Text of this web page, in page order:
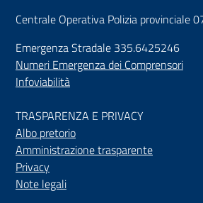
Centrale Operativa Polizia provinciale
Emergenza Stradale 335.6425246
Numeri Emergenza dei Comprensori
Infoviabilità
TRASPARENZA E PRIVACY
Albo pretorio
Amministrazione trasparente
Privacy
Note legali